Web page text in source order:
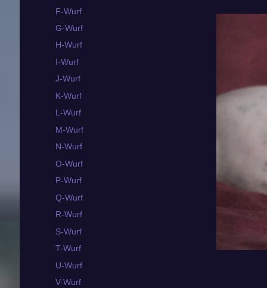
F-Wurf
G-Wurf
H-Wurf
I-Wurf
J-Wurf
K-Wurf
L-Wurf
M-Wurf
N-Wurf
O-Wurf
P-Wurf
Q-Wurf
R-Wurf
S-Wurf
T-Wurf
U-Wurf
V-Wurf